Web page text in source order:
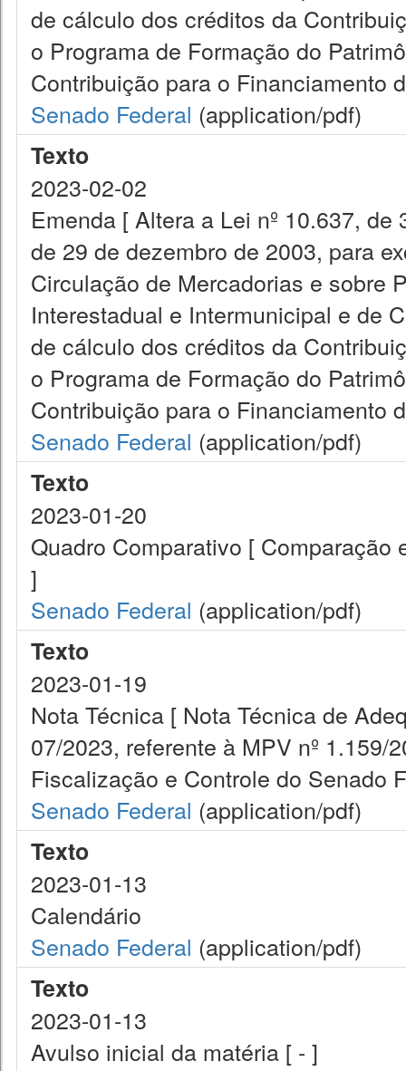
de cálculo dos créditos da
o Programa de Formação do
Contribuição para o Financiamento
Senado Federal (application/pdf)
Texto
2023-02-02
Emenda [ Altera a Lei nº 10.637,
de 29 de dezembro de 2003, para
Circulação de Mercadorias e sobre
Interestadual e Intermunicipal e de
de cálculo dos créditos da
o Programa de Formação do
Contribuição para o Financiamento
Senado Federal (application/pdf)
Texto
2023-01-20
Quadro Comparativo [
]
Senado Federal (application/pdf)
Texto
2023-01-19
Nota Técnica [ Nota Técnica de
07/2023, referente à MPV nº
Fiscalização e Controle do Senado
Senado Federal (application/pdf)
Texto
2023-01-13
Calendário
Senado Federal (application/pdf)
Texto
2023-01-13
Avulso inicial da matéria [ - ]